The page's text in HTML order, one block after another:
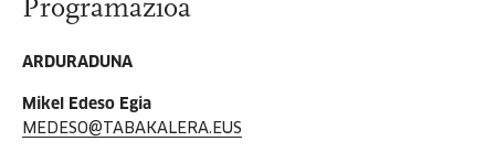
Programazioa
ARDURADUNA
Mikel Edeso Egia
MEDESO@TABAKALERA.EUS